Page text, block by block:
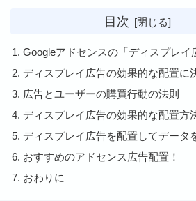
目次
Googleアドセンスの「ディスプレイ
ディスプレイ広告の効果的な配置に
広告とユーザーの購買行動の法則
ディスプレイ広告の効果的な配置方
ディスプレイ広告を配置してデータ
おすすめのアドセンス広告配置！
おわりに